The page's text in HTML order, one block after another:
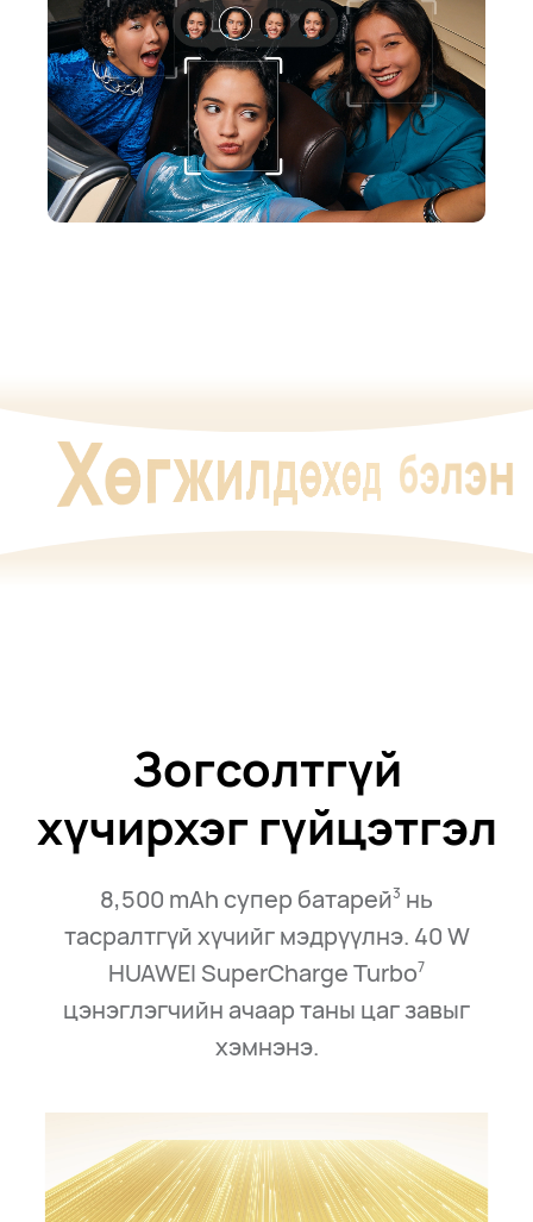
Хөгжилдөхөд бэлэн
Зогсолтгүй
хүчирхэг гүйцэтгэл
8,500 mAh супер батарей3 нь
тасралтгүй хүчийг мэдрүүлнэ. 40⁠ W
HUAWEI SuperCharge Turbo7
цэнэглэгчийн ачаар таны цаг завыг
хэмнэнэ.